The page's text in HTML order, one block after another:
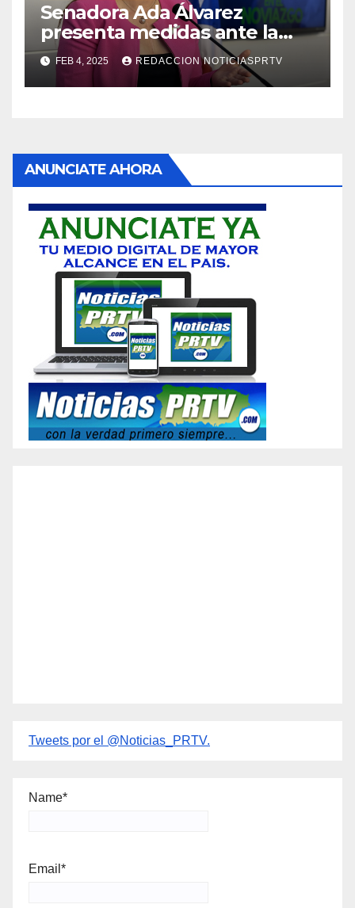
Senadora Ada Álvarez
presenta medidas ante la
violencia en el noviazgo
FEB 4, 2025 REDACCION NOTICIASPRTV
ANUNCIATE AHORA
Tweets por el @Noticias_PRTV.
Name*
Email*